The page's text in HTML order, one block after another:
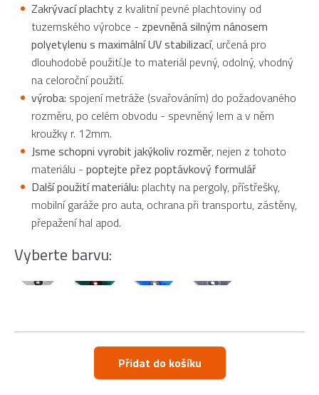
Zakrývací plachty z kvalitní pevné plachtoviny od
tuzemského výrobce - zpevněná silným nánosem
polyetylenu s maximální UV stabilizací, určená pro
dlouhodobé použití.Je to materiál pevný, odolný, vhodný
na celoroční použití.
výroba: spojení metráže (svařováním) do požadovaného
rozměru, po celém obvodu - spevněný lem a v něm
kroužky r. 12mm.
Jsme schopni vyrobit jakýkoliv rozměr, nejen z tohoto
materiálu - poptejte přez poptávkový formulář
Další použití materiálu: plachty na pergoly, přístřešky,
mobilní garáže pro auta, ochrana při transportu, zástěny,
přepažení hal apod.
Vyberte barvu:
Přidat do košíku